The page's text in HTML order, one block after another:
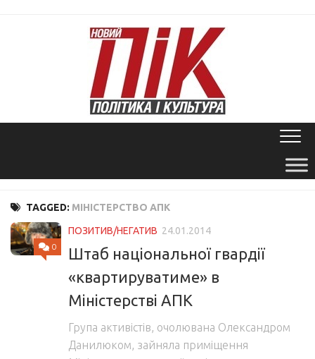
TAGGED: МІНІСТЕРСТВО АПК
0
ПОЗИТИВ/НЕГАТИВ 24.01.2014
Штаб національної гвардії
«квартируватиме» в
Міністерстві АПК
Група активістів, очолювана Олександром
Данилюком, зайняла приміщення